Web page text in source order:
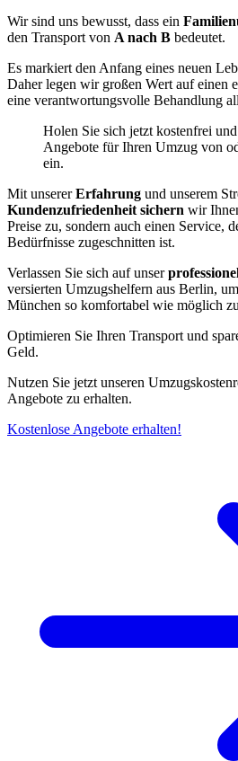
Wir sind uns bewusst, dass ein
den Transport von A nach B bedeutet.
Es markiert den Anfang eines neuen
Daher legen wir großen Wert auf einen
eine verantwortungsvolle Behandlung
Holen Sie sich jetzt kostenfrei
Angebote für Ihren Umzug von
ein.
Mit unsererErfahrung und unserem
Kundenzufriedenheit sichern wir
Preise zu, sondern auch einen Service,
Bedürfnisse zugeschnitten ist.
Verlassen Sie sich auf unser
versierten Umzugshelfern aus Berlin,
München so komfortabel wie möglich
Optimieren Sie Ihren Transport und
Geld.
Nutzen Sie jetzt unseren
Angebote zu erhalten.
Kostenlose Angebote erhalten!